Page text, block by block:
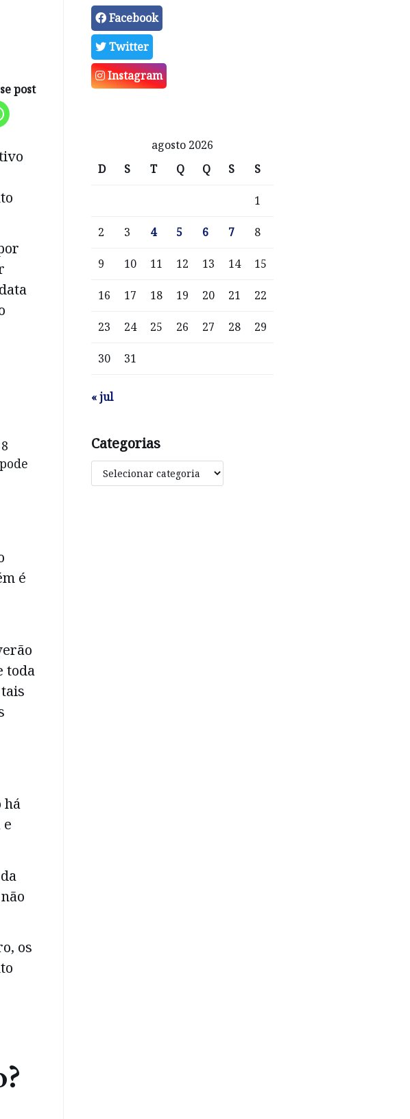
post
é
toda
há
os
Facebook
Twitter
Instagram
agosto 2026
D
S T Q Q S S
1
2 3 4 5 6 7 8
9 10 11 12 13 14 15
16 17 18 19 20 21 22
23 24 25 26 27 28 29
30 31
« jul
Categorias